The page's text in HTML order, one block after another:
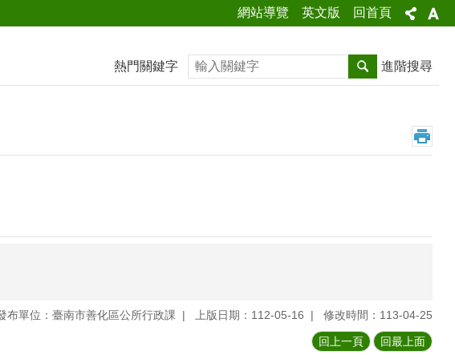
網站導覽 英文版 回首頁
熱門關鍵字 搜尋 進階搜尋
布單位：臺南市善化區公所行政課 上版日期：112-05-16 修改時間：113-04-25
回上一頁 回最上面